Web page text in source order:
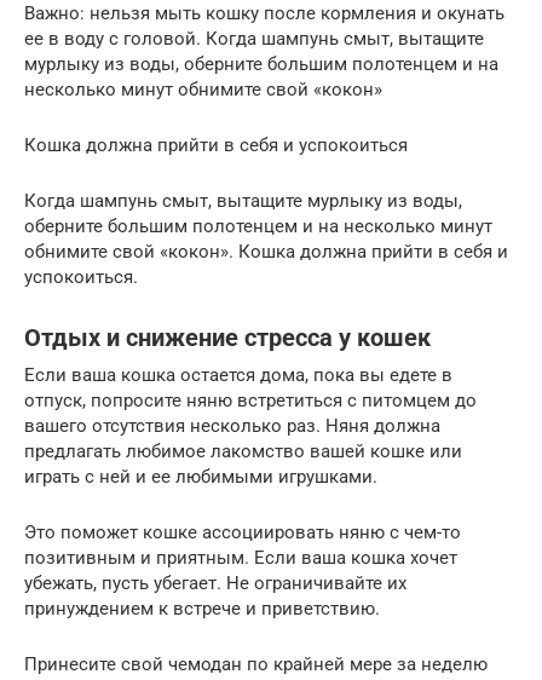
Важно: нельзя мыть кошку после кормления и окунать
ее в воду с головой. Когда шампунь смыт, вытащите
мурлыку из воды, оберните большим полотенцем и на
несколько минут обнимите свой «кокон»
Кошка должна прийти в себя и успокоиться
Когда шампунь смыт, вытащите мурлыку из воды,
оберните большим полотенцем и на несколько минут
обнимите свой «кокон». Кошка должна прийти в себя и
успокоиться.
Отдых и снижение стресса у кошек
Если ваша кошка остается дома, пока вы едете в
отпуск, попросите няню встретиться с питомцем до
вашего отсутствия несколько раз. Няня должна
предлагать любимое лакомство вашей кошке или
играть с ней и ее любимыми игрушками.
Это поможет кошке ассоциировать няню с чем-то
позитивным и приятным. Если ваша кошка хочет
убежать, пусть убегает. Не ограничивайте их
принуждением к встрече и приветствию.
Принесите свой чемодан по крайней мере за неделю